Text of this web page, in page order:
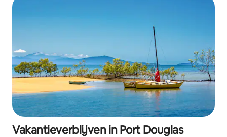
Vakantieverblijven in Port Douglas